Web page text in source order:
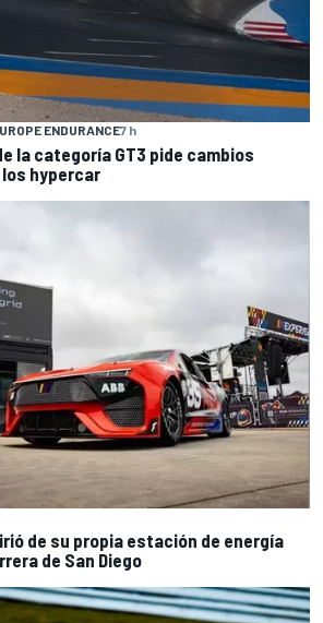
ENDURANCE7 h
la categoría GT3 pide cambios
los hypercar
de su propia estación de energía
de San Diego